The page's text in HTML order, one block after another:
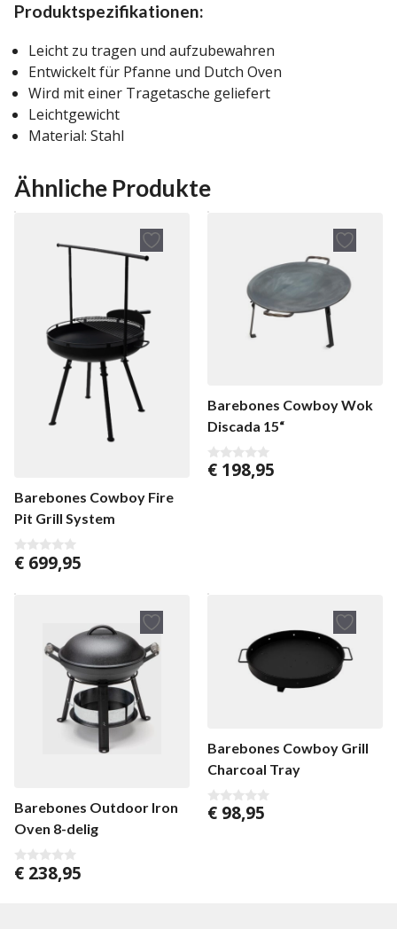
Produktspezifikationen:
Leicht zu tragen und aufzubewahren
Entwickelt für Pfanne und Dutch Oven
Wird mit einer Tragetasche geliefert
Leichtgewicht
Material: Stahl
Ähnliche Produkte
Barebones Cowboy Fire
Pit Grill System
0
v
n
€ 699,95
Barebones Cowboy Wok
Discada 15“
0
€ 198,95
Barebones Outdoor Iron
Oven 8-delig
0
v
€ 238,95
Barebones Cowboy Grill
Charcoal Tray
0
€ 98,95